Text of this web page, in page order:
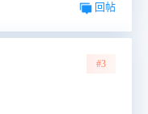
回帖
#3